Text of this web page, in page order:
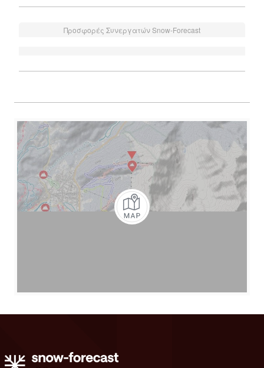
Προσφορές Συνεργατών Snow-Forecast